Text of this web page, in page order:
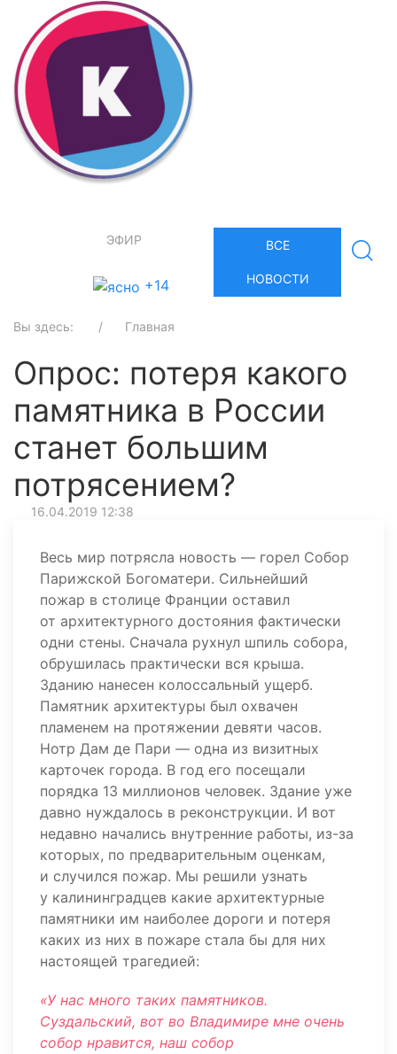
ЭФИР
+14
ВСЕ
НОВОСТИ
Вы здесь: Главная
Опрос: потеря какого
памятника в России
станет большим
потрясением?
16.04.2019 12:38
Весь мир потрясла новость — горел Собор
Парижской Богоматери. Сильнейший
пожар в столице Франции оставил
от архитектурного достояния фактически
одни стены. Сначала рухнул шпиль собора,
обрушилась практически вся крыша.
Зданию нанесен колоссальный ущерб.
Памятник архитектуры был охвачен
пламенем на протяжении девяти часов.
Нотр Дам де Пари — одна из визитных
карточек города. В год его посещали
порядка 13 миллионов человек. Здание уже
давно нуждалось в реконструкции. И вот
недавно начались внутренние работы, из-за
которых, по предварительным оценкам,
и случился пожар. Мы решили узнать
у калининградцев какие архитектурные
памятники им наиболее дороги и потеря
каких из них в пожаре стала бы для них
настоящей трагедией:
«У нас много таких памятников.
Суздальский, вот во Владимире мне очень
собор нравится, наш собор